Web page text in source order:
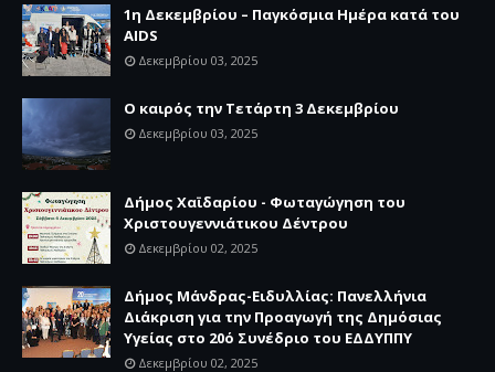
1η Δεκεμβρίου – Παγκόσμια Ημέρα κατά του
AIDS
Δεκεμβρίου 03, 2025
Ο καιρός την Τετάρτη 3 Δεκεμβρίου
Δεκεμβρίου 03, 2025
Δήμος Χαϊδαρίου - Φωταγώγηση του
Χριστουγεννιάτικου Δέντρου
Δεκεμβρίου 02, 2025
Δήμος Μάνδρας-Ειδυλλίας: Πανελλήνια
Διάκριση για την Προαγωγή της Δημόσιας
Υγείας στο 20ό Συνέδριο του ΕΔΔΥΠΠΥ
Δεκεμβρίου 02, 2025